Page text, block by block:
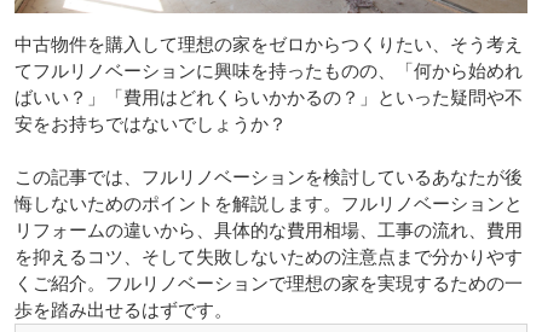
中古物件を購入して理想の家をゼロからつくりたい、そう考え
てフルリノベーションに興味を持ったものの、「何から始めれ
ばいい？」「費用はどれくらいかかるの？」といった疑問や不
安をお持ちではないでしょうか？
この記事では、フルリノベーションを検討しているあなたが後
悔しないためのポイントを解説します。フルリノベーションと
リフォームの違いから、具体的な費用相場、工事の流れ、費用
を抑えるコツ、そして失敗しないための注意点まで分かりやす
くご紹介。フルリノベーションで理想の家を実現するための一
歩を踏み出せるはずです。